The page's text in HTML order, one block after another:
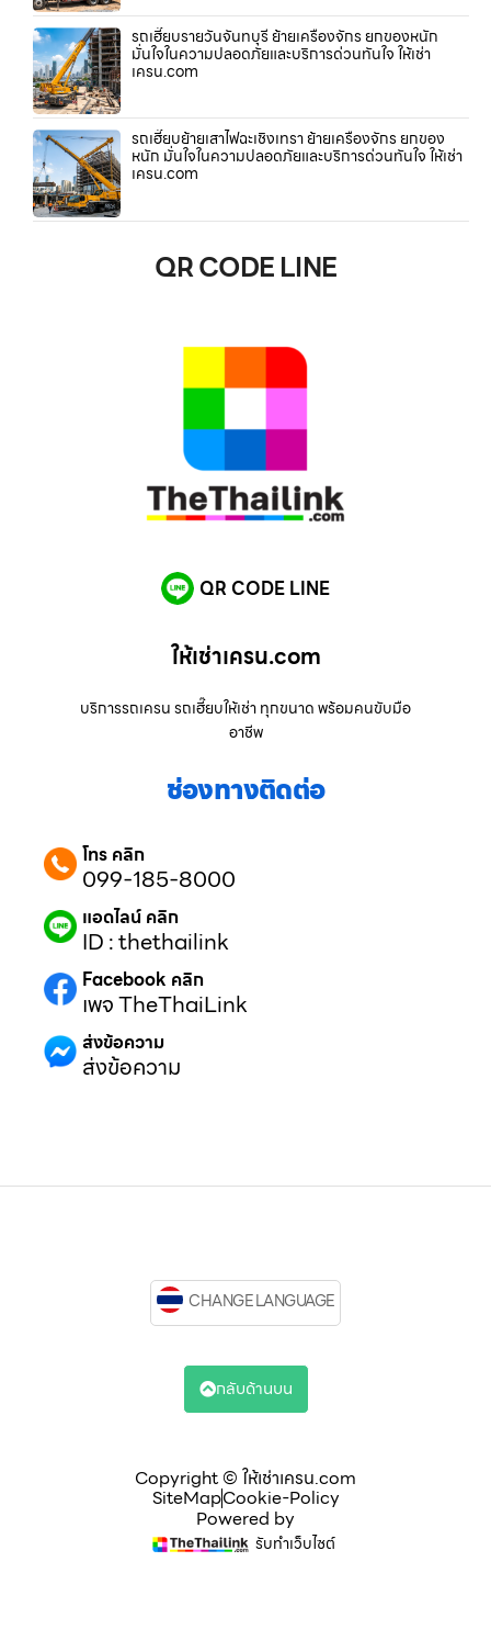
รถเฮี๊ยบรายวันจันทบุรี ย้ายเครื่องจักร ยกของหนัก
มั่นใจในความปลอดภัยและบริการด่วนทันใจ ให้เช่า
เครน.com
รถเฮี๊ยบย้ายเสาไฟฉะเชิงเทรา ย้ายเครื่องจักร ยกของ
หนัก มั่นใจในความปลอดภัยและบริการด่วนทันใจ ให้เช่า
เครน.com
QR CODE LINE
QR CODE LINE
ให้เช่าเครน.com
บริการรถเครน รถเฮี๊ยบให้เช่า ทุกขนาด พร้อมคนขับมือ
อาชีพ
ช่องทางติดต่อ
โทร คลิก
099-185-8000
แอดไลน์ คลิก
ID : thethailink
Facebook คลิก
เพจ TheThaiLink
ส่งข้อความ
ส่งข้อความ
Copyright © ให้เช่าเครน.com
SiteMapCookie-Policy
Powered by
รับทำเว็บไซต์
CHANGE LANGUAGE
กลับด้านบน